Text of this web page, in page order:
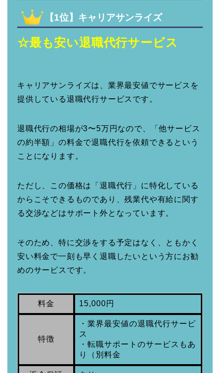
【1位】キャリアサンライズ
☆最も安い退職代行サービス
キャリアサンライズは、業界最安値でサービスを
提供している退職代行サービスです。
退職代行の相場が3〜5万円なので、「他サービス
の約半額」の料金で退職代行を依頼できるという
ことになります。
ただし、この価格は「退職代行」に特化している
からこそできるものであり、残業代や有給に関す
る交渉などはサポート外となっています。
そのため、特に交渉をする予定はなく、ともかく
安い料金で一刻も早く退職したいという方にお勧
めのサービスです。
料金 15,000円
特徴
・業界最安値の退職代行サービ
ス
・転職サポートのサービスもあ
り（別料金